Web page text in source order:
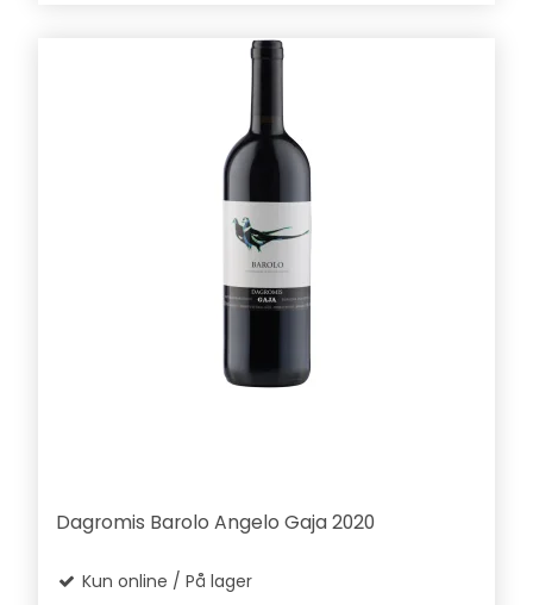
Dagromis Barolo Angelo Gaja 2020
Kun online / På lager